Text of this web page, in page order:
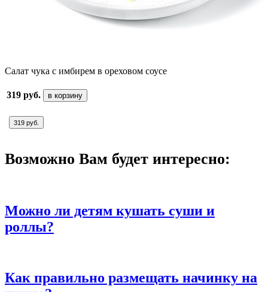
Салат чука с имбирем в ореховом соусе
319 руб. в корзину
319 руб.
Возможно Вам будет интересно:
Можно ли детям кушать суши и
роллы?
Как правильно размещать начинку на